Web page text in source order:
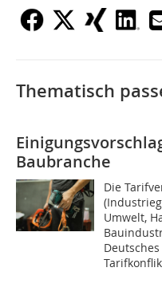
Thematisch
Baubranche
Die
Umwelt,